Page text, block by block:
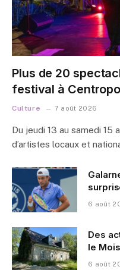
Plus de 20
festival à
Culture 7 août 2026
Du jeudi 13 au samedi 15
d’artistes locaux et
6 août
Des
le
6 août